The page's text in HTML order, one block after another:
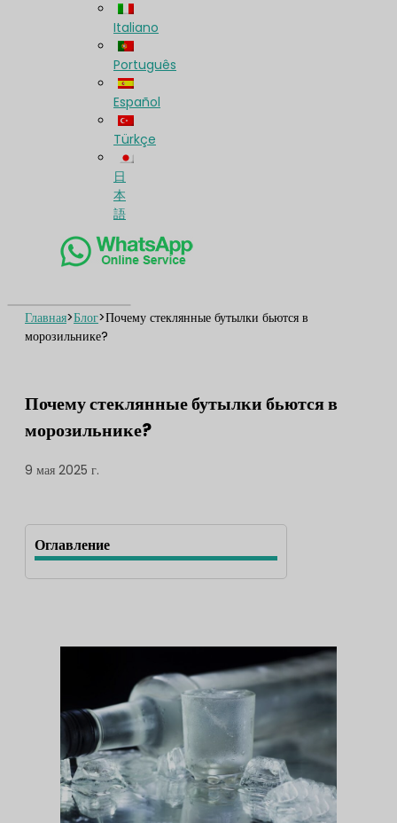
Italiano
Português
Español
Türkçe
日
本
語
Главная>Блог>Почему стеклянные бутылки бьются в
морозильнике?
Почему стеклянные бутылки бьются в
морозильнике?
9 мая 2025 г.
Оглавление